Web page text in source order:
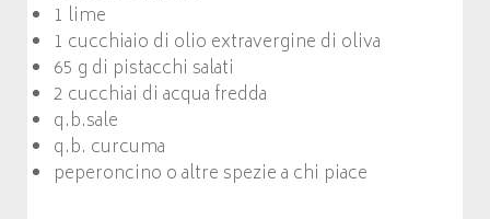
1 lime
1 cucchiaio di olio extravergine di oliva
65 g di pistacchi salati
2 cucchiai di acqua fredda
q.b.sale
q.b. curcuma
peperoncino o altre spezie a chi piace